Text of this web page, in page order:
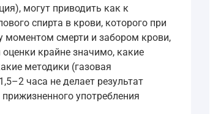
могут приводить как к
спирта в крови, которого при
смерти и забором крови,
крайне значимо, какие
методики (газовая
часа не делает результат
употребления